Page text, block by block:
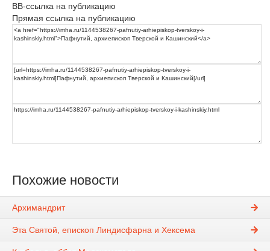
BB-ссылка на публикацию
Прямая ссылка на публикацию
Похожие новости
Архимандрит
Эта Святой, епископ Линдисфарна и Хексема